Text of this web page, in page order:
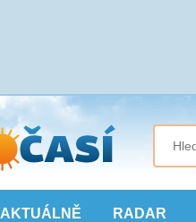
AKTUÁLNĚ RADAR